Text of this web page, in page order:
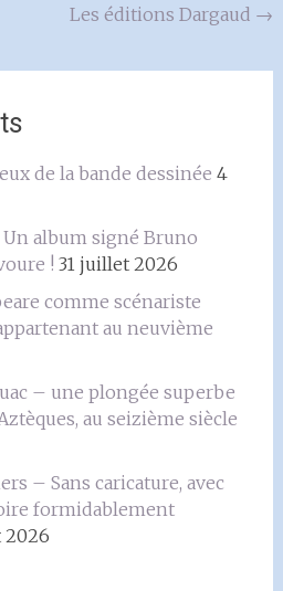
Les éditions Dargaud →
de la bande dessinée 4
album signé Bruno
! 31 juillet 2026
comme scénariste
au neuvième
– une plongée superbe
au seizième siècle
– Sans caricature, avec
formidablement